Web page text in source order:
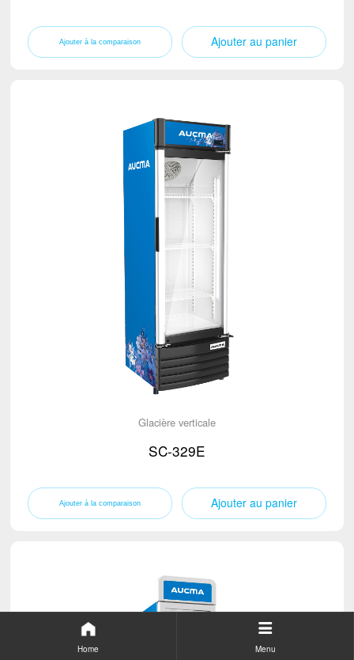
Ajouter au panier
Glacière verticale
SC-329E
Ajouter au panier
Home Menu